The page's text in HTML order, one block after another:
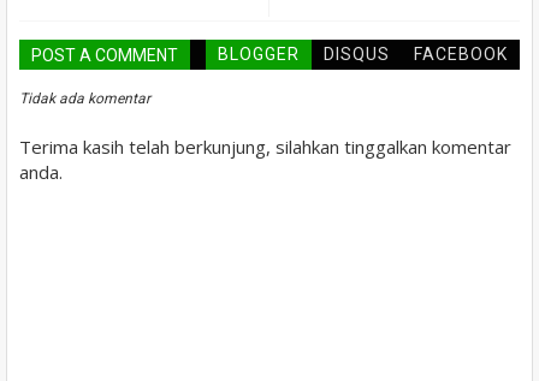
POST A COMMENT BLOGGER DISQUS FACEBOOK
Tidak ada komentar
Terima kasih telah berkunjung, silahkan tinggalkan komentar
anda.